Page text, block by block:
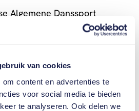
van cookies
content en advertenties te
voor social media te bieden
te analyseren. Ook delen we
Algemene Danssport
Nederland
Golf
Gymnastiek